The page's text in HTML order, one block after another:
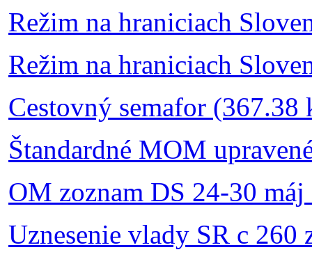
Režim na hraniciach
Režim na hraniciach
Cestovný semafor (367.38
Štandardné MOM
OM zoznam DS 24-30
Uznesenie vlady SR c